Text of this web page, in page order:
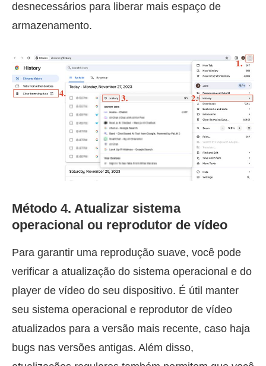
desnecessários para liberar mais espaço de
armazenamento.
Método 4. Atualizar sistema
operacional ou reprodutor de vídeo
Para garantir uma reprodução suave, você pode
verificar a atualização do sistema operacional e do
player de vídeo do seu dispositivo. É útil manter
seu sistema operacional e reprodutor de vídeo
atualizados para a versão mais recente, caso haja
bugs nas versões antigas. Além disso,